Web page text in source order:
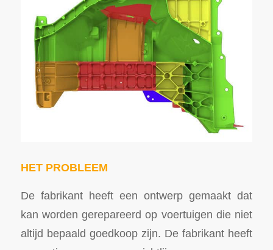
HET PROBLEEM
De fabrikant heeft een ontwerp gemaakt dat
kan worden gerepareerd op voertuigen die niet
altijd bepaald goedkoop zijn. De fabrikant heeft